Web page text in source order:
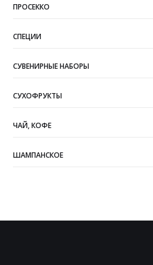
ПРОСЕККО
СПЕЦИИ
СУВЕНИРНЫЕ НАБОРЫ
СУХОФРУКТЫ
ЧАЙ, КОФЕ
ШАМПАНСКОЕ